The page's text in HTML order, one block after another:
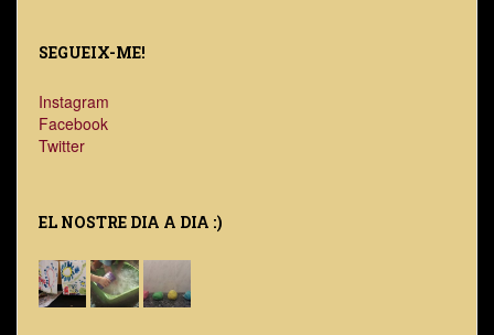
SEGUEIX-ME!
Instagram
Facebook
Twitter
EL NOSTRE DIA A DIA :)